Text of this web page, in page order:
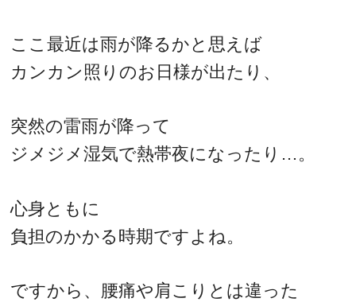
ここ最近は雨が降るかと思えば
カンカン照りのお日様が出たり、
突然の雷雨が降って
ジメジメ湿気で熱帯夜になったり…。
心身ともに
負担のかかる時期ですよね。
ですから、腰痛や肩こりとは違った